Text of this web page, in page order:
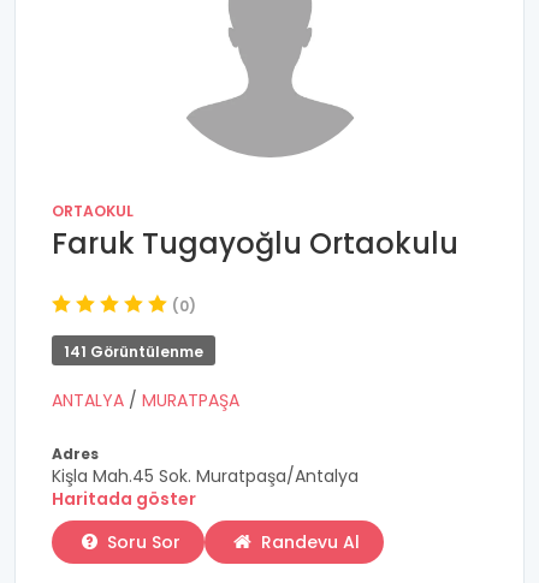
ORTAOKUL
Faruk Tugayoğlu Ortaokulu
(0)
141 Görüntülenme
ANTALYA / MURATPAŞA
Adres
Kişla Mah.45 Sok. Muratpaşa/Antalya
Haritada göster
Soru Sor
Randevu Al